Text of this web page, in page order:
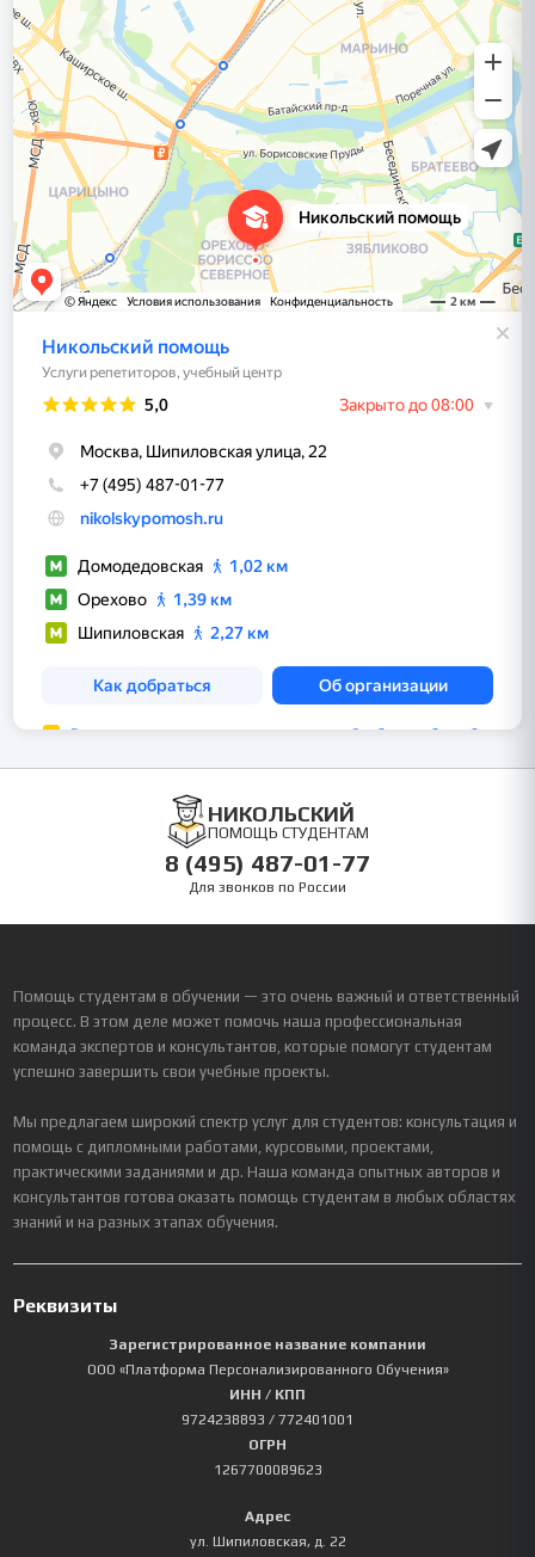
НИКОЛЬСКИЙ
ПОМОЩЬ СТУДЕНТАМ
8 (495) 487-01-77
Для звонков по России
Помощь студентам в обучении — это очень важный и ответственный
процесс. В этом деле может помочь наша профессиональная
команда экспертов и консультантов, которые помогут студентам
успешно завершить свои учебные проекты.
Мы предлагаем широкий спектр услуг для студентов: консультация и
помощь с дипломными работами, курсовыми, проектами,
практическими заданиями и др. Наша команда опытных авторов и
консультантов готова оказать помощь студентам в любых областях
знаний и на разных этапах обучения.
Реквизиты
Зарегистрированное название компании
ООО «Платформа Персонализированного Обучения»
ИНН / КПП
9724238893 / 772401001
ОГРН
1267700089623
Адрес
ул. Шипиловская, д. 22